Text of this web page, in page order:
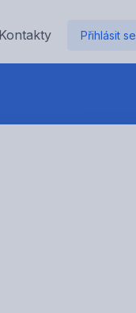
Kontakty Přihlásit se